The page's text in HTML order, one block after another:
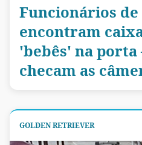
Funcionários
encontram
'bebês' na
checam as
GOLDEN RETRIEVER